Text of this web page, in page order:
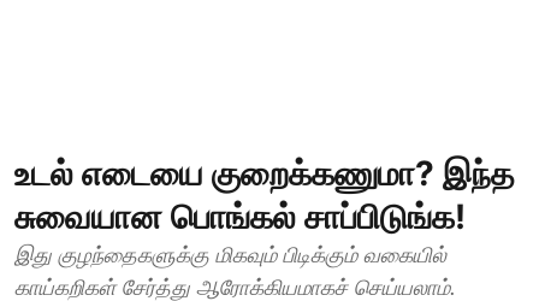
உடல் எடையை குறைக்கணுமா? இந்த
சுவையான பொங்கல் சாப்பிடுங்க!
இது குழந்தைகளுக்கு மிகவும் பிடிக்கும் வகையில்
காய்கறிகள் சேர்த்து ஆரோக்கியமாகச் செய்யலாம்.